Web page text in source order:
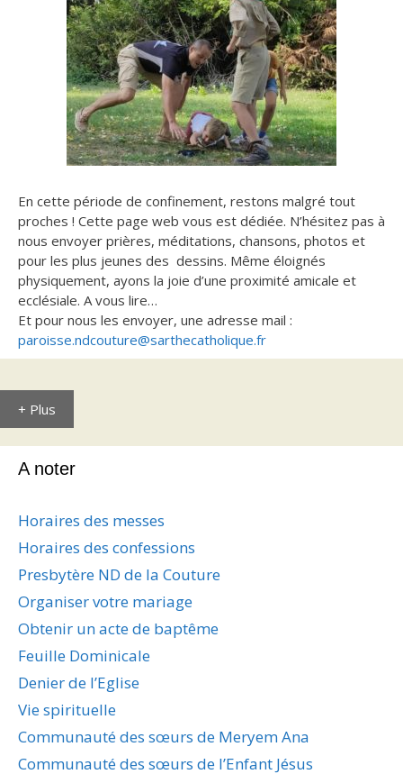
En cette période de confinement, restons malgré tout
proches ! Cette page web vous est dédiée. N’hésitez pas à
nous envoyer prières, méditations, chansons, photos et
pour les plus jeunes des dessins. Même éloignés
physiquement, ayons la joie d’une proximité amicale et
ecclésiale. A vous lire…
Et pour nous les envoyer, une adresse mail :
paroisse.ndcouture@sarthecatholique.fr
+ Plus
A noter
Horaires des messes
Horaires des confessions
Presbytère ND de la Couture
Organiser votre mariage
Obtenir un acte de baptême
Feuille Dominicale
Denier de l’Eglise
Vie spirituelle
Communauté des sœurs de Meryem Ana
Communauté des sœurs de l’Enfant Jésus